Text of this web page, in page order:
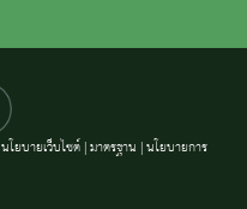
นโยบายเว็บไซต์|มาตรฐาน |นโยบายการ